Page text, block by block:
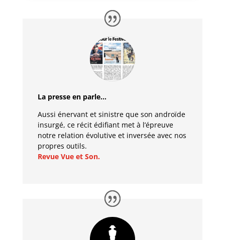
La presse en parle…
Aussi énervant et sinistre que son androïde
insurgé, ce récit édifiant met à l’épreuve
notre relation évolutive et inversée avec nos
propres outils.
Revue Vue et Son.